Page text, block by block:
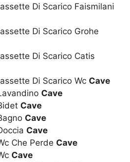
Di Scarico Faismilani
Di Scarico Grohe
Di Scarico Catis
Di Scarico Wc Cave
Cave
Cave
Cave
Cave
Che Perde Cave
Cave